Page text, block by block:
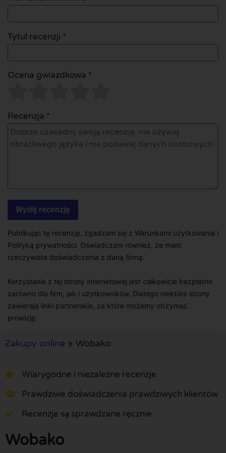
Tytuł recenzji *
Ocena gwiazdkowa *
Recenzja *
Publikując tę recenzję, zgadzam się z Warunkami użytkowania i
Polityką prywatności. Oświadczam również, że mam
rzeczywiste doświadczenia z daną firmą.
Korzystanie z tej strony internetowej jest całkowicie bezpłatne
zarówno dla firm, jak i użytkowników. Dlatego niektóre strony
zawierają linki partnerskie, za które możemy otrzymać
prowizję.
Zakupy online » Wobako
Wiarygodne i niezależne recenzje
Prawdziwe doświadczenia prawdziwych klientów
Recenzje są sprawdzane ręcznie
Wobako